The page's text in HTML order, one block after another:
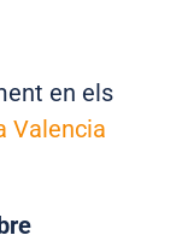
en els
Valencia